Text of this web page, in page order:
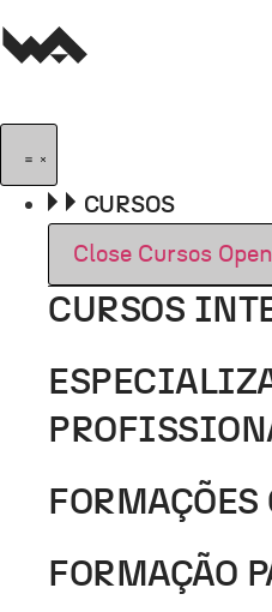
para
conteúdo
CURSOS
Close Cursos
CURSOS
FORMAÇÕES
FORMAÇÃO